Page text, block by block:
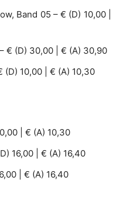
Band 05 – € (D) 10,00 |
€ (D) 30,00 | € (A) 30,90
(D) 10,00 | € (A) 10,30
| € (A) 10,30
16,00 | € (A) 16,40
| € (A) 16,40